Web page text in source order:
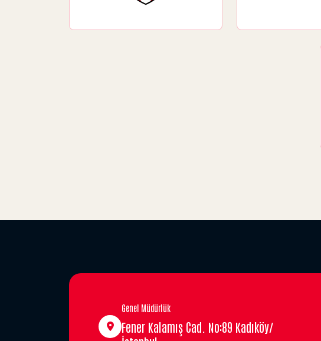
Genel Müdürlük
Fener Kalamış Cad. No:89 Kadıköy/